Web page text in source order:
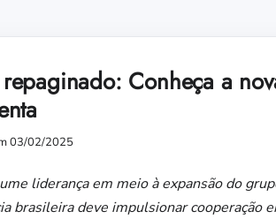
repaginado: Conheça a
03/02/2025
liderança em meio à expansão do
brasileira deve impulsionar cooperação